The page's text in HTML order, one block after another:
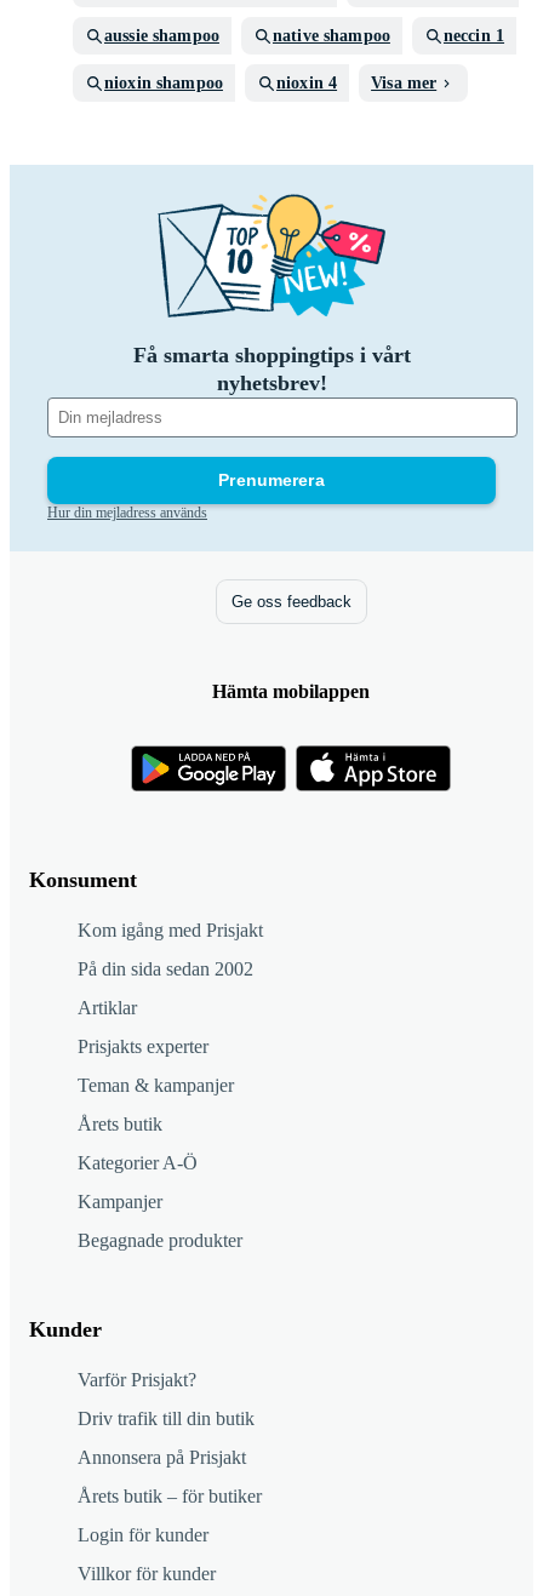
aussie shampoo native shampoo neccin 1
nioxin shampoo nioxin 4 Visa mer
Få smarta shoppingtips i vårt
nyhetsbrev!
Prenumerera
Hur din mejladress används
Konsument
Kom igång med Prisjakt
På din sida sedan 2002
Artiklar
Prisjakts experter
Teman & kampanjer
Årets butik
Kategorier A-Ö
Kampanjer
Begagnade produkter
Kunder
Varför Prisjakt?
Driv trafik till din butik
Annonsera på Prisjakt
Årets butik – för butiker
Login för kunder
Villkor för kunder
Ge oss feedback
Hämta mobilappen